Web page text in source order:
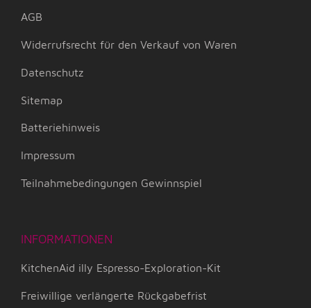
AGB
Widerrufsrecht für den Verkauf von Waren
Datenschutz
Sitemap
Batteriehinweis
Impressum
Teilnahmebedingungen Gewinnspiel
INFORMATIONEN
KitchenAid illy Espresso-Exploration-Kit
Freiwillige verlängerte Rückgabefrist